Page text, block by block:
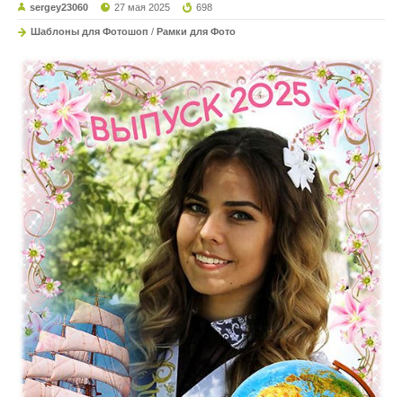
sergey23060 27 мая 2025 698
Шаблоны для Фотошоп / Рамки для Фото